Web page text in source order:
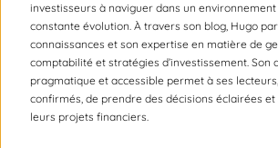
investisseurs à naviguer dans un
constante évolution. À travers son blog, Hugo
connaissances et son expertise en matière de
comptabilité et stratégies d’investissement. Son
pragmatique et accessible permet à ses
confirmés, de prendre des décisions éclairées
leurs projets financiers.